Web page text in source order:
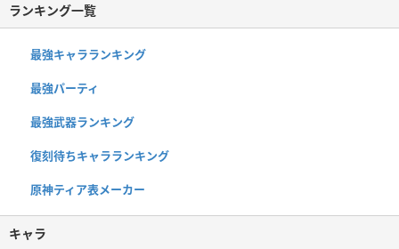
ランキング一覧
最強キャラランキング
最強パーティ
最強武器ランキング
復刻待ちキャラランキング
原神ティア表メーカー
キャラ